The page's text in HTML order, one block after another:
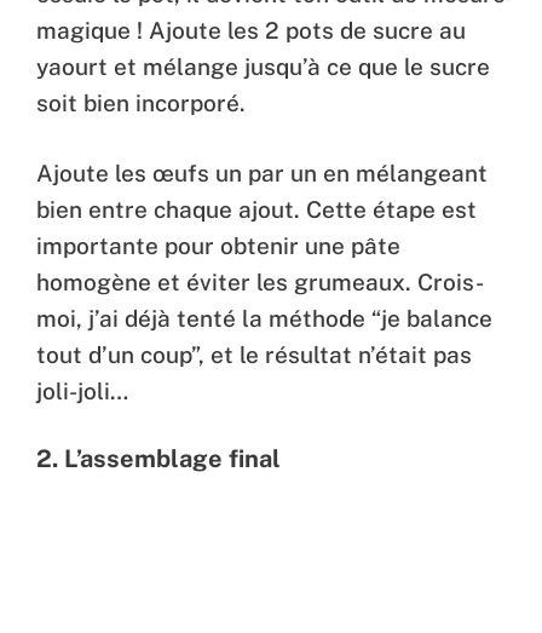
magique ! Ajoute les 2 pots de sucre au
yaourt et mélange jusqu’à ce que le sucre
soit bien incorporé.
Ajoute les œufs un par un en mélangeant
bien entre chaque ajout. Cette étape est
importante pour obtenir une pâte
homogène et éviter les grumeaux. Crois-
moi, j’ai déjà tenté la méthode “je balance
tout d’un coup”, et le résultat n’était pas
joli-joli…
2. L’assemblage final